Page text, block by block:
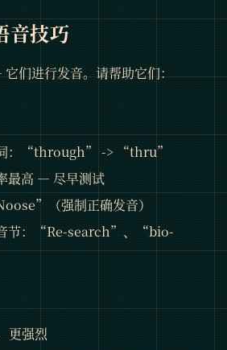
音技巧
们进行发音。请帮助它们：
：“through” -> “thru”
最高 — 尽早测试
（强制正确发音）
节：“Re-search”、“bio-
更强烈